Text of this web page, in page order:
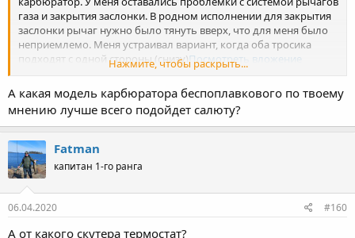
газа и закрытия заслонки. В родном исполнении для закрытия
заслонки рычаг нужно было тянуть вверх, что для меня было
неприемлемо. Меня устраивал вариант, когда оба тросика
подходят с одной стороны (снизу)Посмотреть вложение
Посмотреть вложение 176411
Левый верхний рычаг взводит заслонку, а при увеличении газа
(опускание нижнего рычага) происходит расцепление собачек
рычагов и заслонка открывается. Практически полностью
повторив размеры родных рычагов, но переделав конструктив,
добился желаемого результата.
Нажмите, чтобы раскрыть...
А какая модель карбюратора беспоплавкового по твоему
мнению лучше всего подойдет салюту?
Fatman
капитан 1-го ранга
06.04.2020 #160
А от какого скутера термостат?